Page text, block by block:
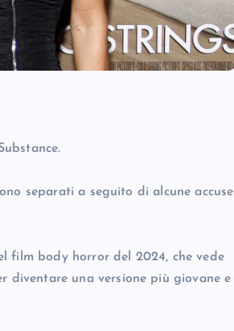
separati a seguito di alcune accuse
film body horror del 2024, che vede
diventare una versione più giovane e